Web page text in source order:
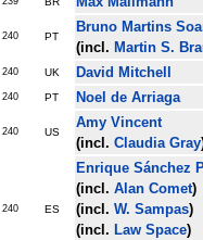
240 PT
Bruno Martins
(incl. Martin S.
240 UK David Mitchell
240 PT Noel de Arriaga
240 US
Amy Vincent
(incl. Claudia Gray
240 ES
Enrique Sánchez
(incl. Alan Comet)
(incl. W. Sampas)
(incl. Law Space)